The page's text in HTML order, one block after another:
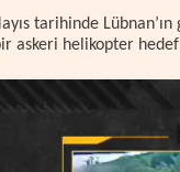
tarihinde
askeri helikopter hedef